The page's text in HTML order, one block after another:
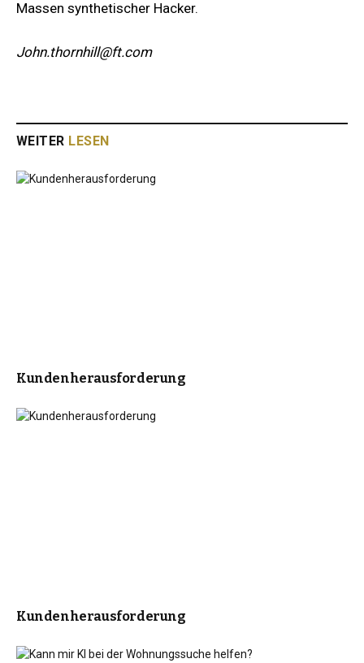
Massen synthetischer Hacker.
John.thornhill@ft.com
WEITER LESEN
Kundenherausforderung
Kundenherausforderung